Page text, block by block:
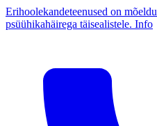
Erihoolekandeteenused on
psüühikahäirega täisealistele. Info